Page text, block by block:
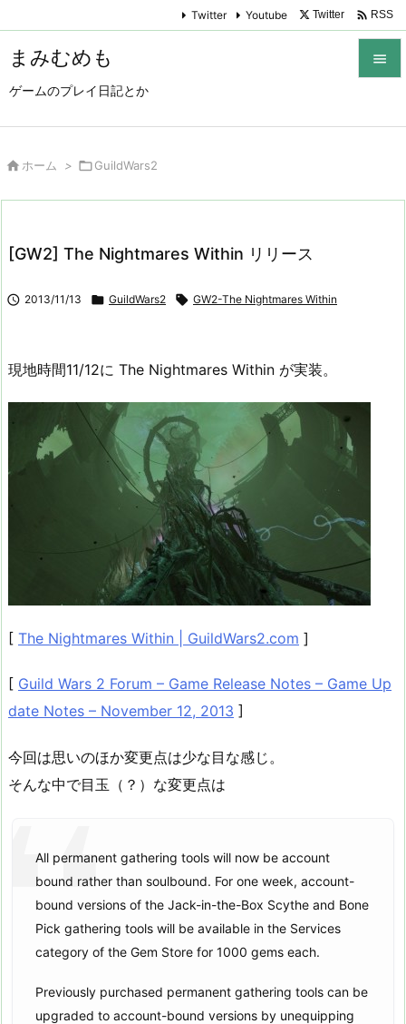
まみむめも
ゲームのプレイ日記とか

Twitter Youtube Twitter  RSS
 ホーム > GuildWars2
[GW2] The Nightmares Within リリース
 2013/11/13  GuildWars2  GW2-The Nightmares Within
現地時間11/12に The Nightmares Within が実装。
[ The Nightmares Within | GuildWars2.com ]
[ Guild Wars 2 Forum – Game Release Notes – Game Up
date Notes – November 12, 2013 ]
今回は思いのほか変更点は少な目な感じ。
そんな中で目玉（？）な変更点は
All permanent gathering tools will now be account
bound rather than soulbound. For one week, account-
bound versions of the Jack-in-the-Box Scythe and Bone
Pick gathering tools will be available in the Services
category of the Gem Store for 1000 gems each.
Previously purchased permanent gathering tools can be
upgraded to account-bound versions by unequipping